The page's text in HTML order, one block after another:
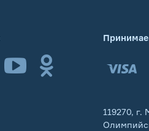
119270,